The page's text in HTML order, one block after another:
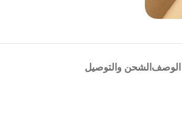
الوصف الشحن والتوصيل